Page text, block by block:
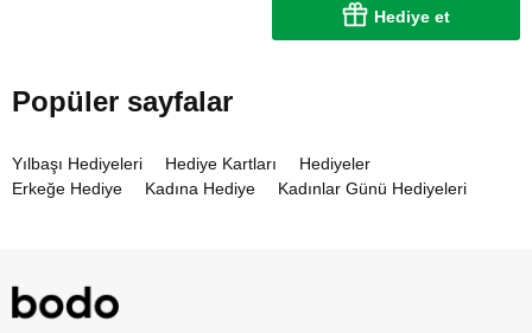
Hediye et
Popüler sayfalar
Yılbaşı Hediyeleri Hediye Kartları
Hediyeler
Erkeğe Hediye
Kadına Hediye Kadınlar Günü Hediyeleri